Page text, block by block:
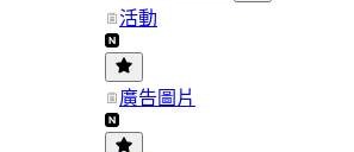
活動
廣告圖片